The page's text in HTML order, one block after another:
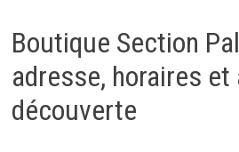
Boutique Section
adresse, horaires
découverte